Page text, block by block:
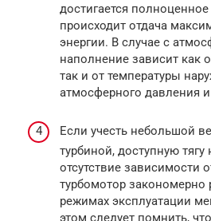
достигается
происходит отдача
энергии. В случае с
наполнение зависит как
так и от температуры
атмосферного давления
Если учесть небольшой
турбиной, доступную тягу
отсутствие зависимости
турбомотор закономерно
режимах эксплуатации
этом следует помнить,